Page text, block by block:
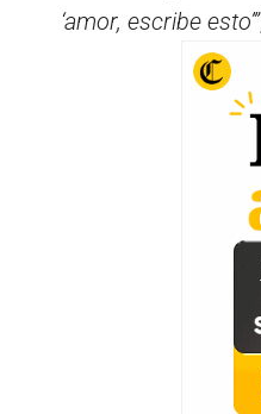
‘amor, escribe esto’”